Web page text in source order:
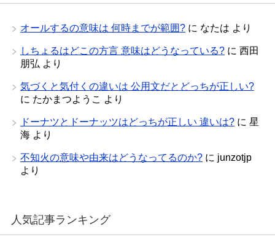
オールするの意味は 何時までが範囲? に なたは より
しちょるはどこの方言 意味はどうなっている? に 西田
朋弘 より
気づくと気付くの違いは 公用文だとどっちが正しい?
に たかまつようこ より
ドーナツとドーナッツはどっちが正しい 違いは? に 星
海 より
不知火の意味や由来はどうなってるのか? に junzotjp
より
人気記事ランキング